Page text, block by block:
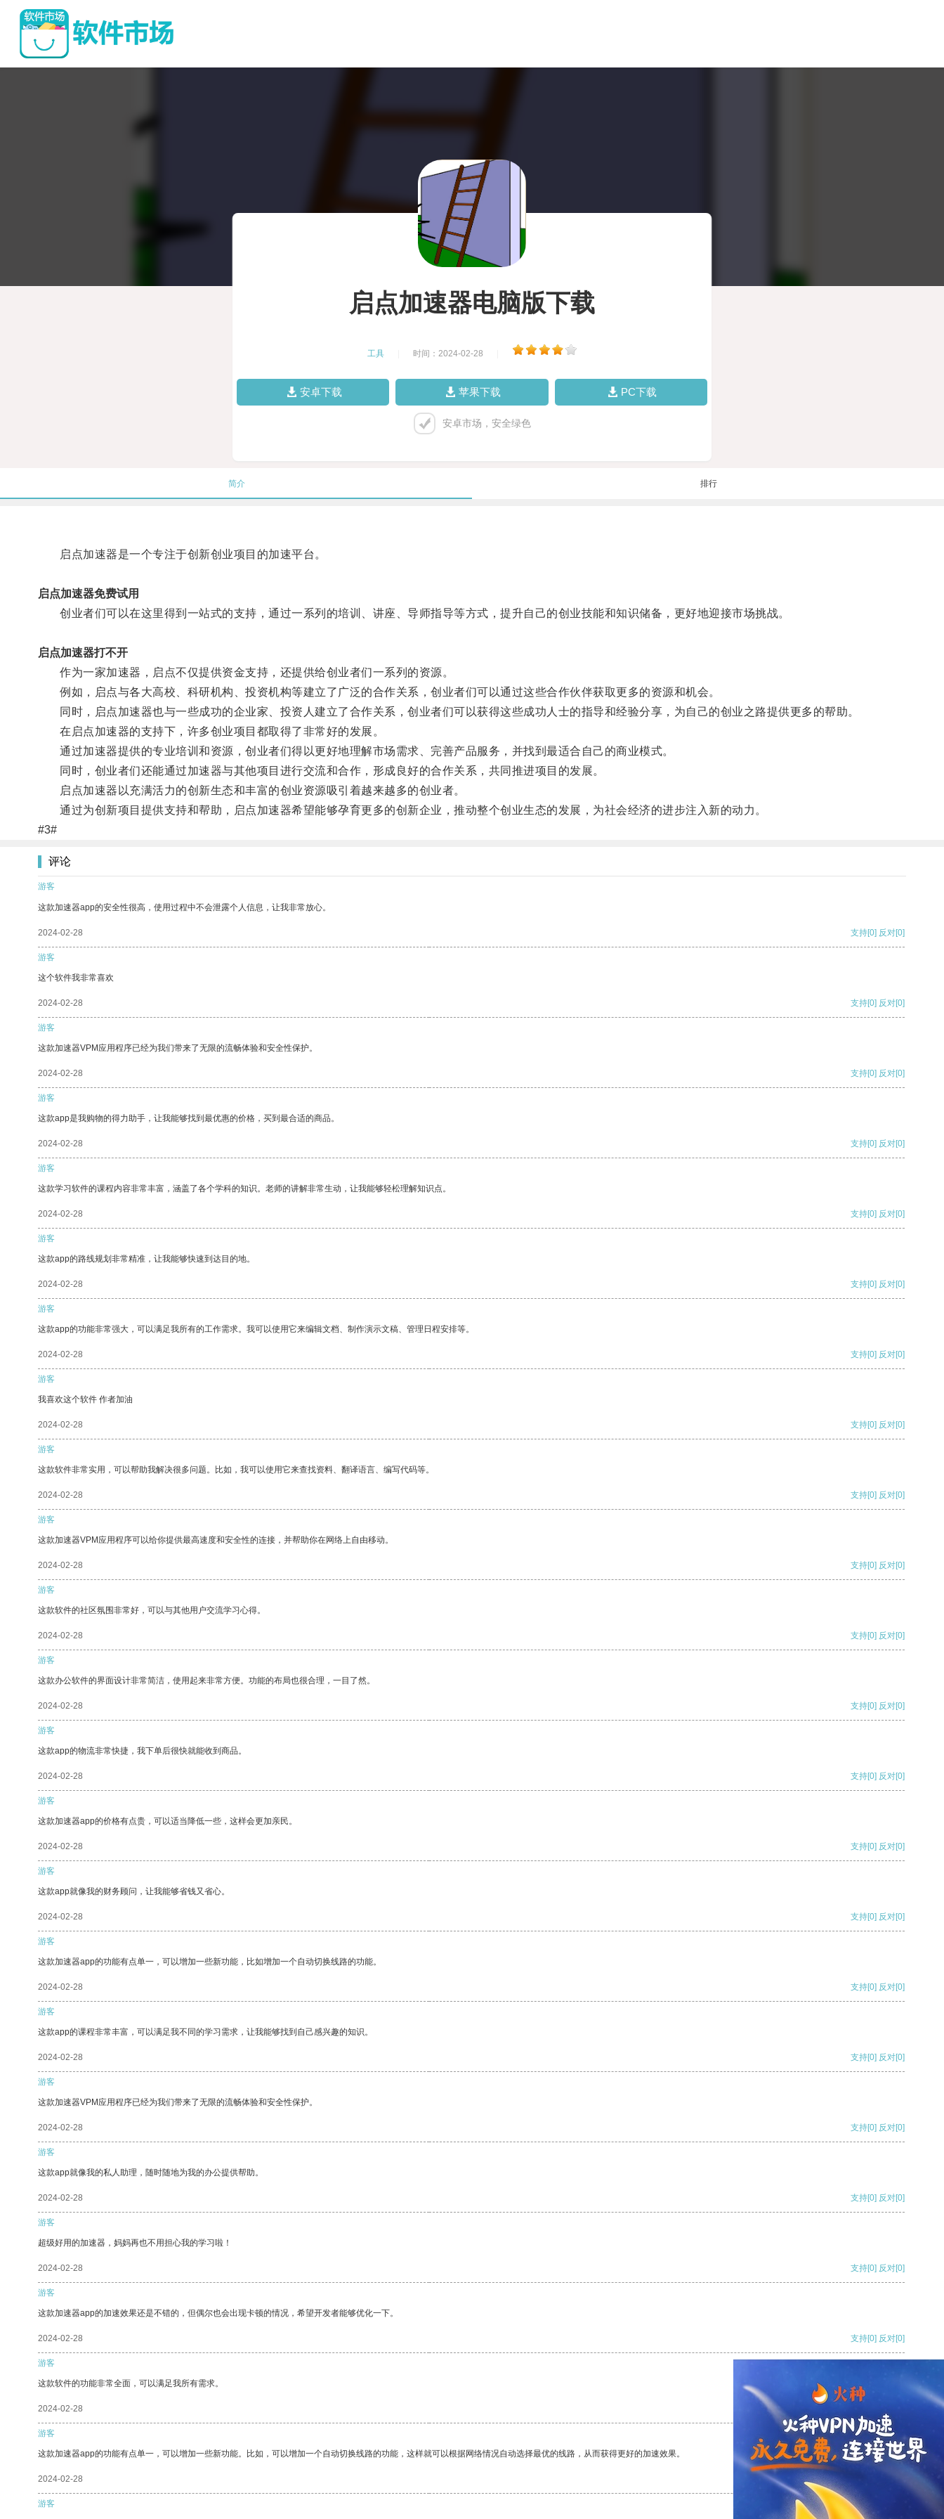
启点加速器电脑版下载
工具 时间：2024-02-28
安卓下载 苹果下载 PC下载
安卓市场，安全绿色
简介 排行
启点加速器是一个专注于创新创业项目的加速平台。
启点加速器免费试用
创业者们可以在这里得到一站式的支持，通过一系列的培训、讲座、导师指导等方式，提升自己的创业技能和知识储备，更好地迎接市场挑战。
启点加速器打不开
作为一家加速器，启点不仅提供资金支持，还提供给创业者们一系列的资源。
例如，启点与各大高校、科研机构、投资机构等建立了广泛的合作关系，创业者们可以通过这些合作伙伴获取更多的资源和机会。
同时，启点加速器也与一些成功的企业家、投资人建立了合作关系，创业者们可以获得这些成功人士的指导和经验分享，为自己的创业之路提供更多的帮助。
在启点加速器的支持下，许多创业项目都取得了非常好的发展。
通过加速器提供的专业培训和资源，创业者们得以更好地理解市场需求、完善产品服务，并找到最适合自己的商业模式。
同时，创业者们还能通过加速器与其他项目进行交流和合作，形成良好的合作关系，共同推进项目的发展。
启点加速器以充满活力的创新生态和丰富的创业资源吸引着越来越多的创业者。
通过为创新项目提供支持和帮助，启点加速器希望能够孕育更多的创新企业，推动整个创业生态的发展，为社会经济的进步注入新的动力。
#3#
评论
游客
这款加速器app的安全性很高，使用过程中不会泄露个人信息，让我非常放心。
2024-02-28 支持[0] 反对[0]
游客
这个软件我非常喜欢
2024-02-28 支持[0] 反对[0]
游客
这款加速器VPM应用程序已经为我们带来了无限的流畅体验和安全性保护。
2024-02-28 支持[0] 反对[0]
游客
这款app是我购物的得力助手，让我能够找到最优惠的价格，买到最合适的商品。
2024-02-28 支持[0] 反对[0]
游客
这款学习软件的课程内容非常丰富，涵盖了各个学科的知识。老师的讲解非常生动，让我能够轻松理解知识点。
2024-02-28 支持[0] 反对[0]
游客
这款app的路线规划非常精准，让我能够快速到达目的地。
2024-02-28 支持[0] 反对[0]
游客
这款app的功能非常强大，可以满足我所有的工作需求。我可以使用它来编辑文档、制作演示文稿、管理日程安排等。
2024-02-28 支持[0] 反对[0]
游客
我喜欢这个软件 作者加油
2024-02-28 支持[0] 反对[0]
游客
这款软件非常实用，可以帮助我解决很多问题。比如，我可以使用它来查找资料、翻译语言、编写代码等。
2024-02-28 支持[0] 反对[0]
游客
这款加速器VPM应用程序可以给你提供最高速度和安全性的连接，并帮助你在网络上自由移动。
2024-02-28 支持[0] 反对[0]
游客
这款软件的社区氛围非常好，可以与其他用户交流学习心得。
2024-02-28 支持[0] 反对[0]
游客
这款办公软件的界面设计非常简洁，使用起来非常方便。功能的布局也很合理，一目了然。
2024-02-28 支持[0] 反对[0]
游客
这款app的物流非常快捷，我下单后很快就能收到商品。
2024-02-28 支持[0] 反对[0]
游客
这款加速器app的价格有点贵，可以适当降低一些，这样会更加亲民。
2024-02-28 支持[0] 反对[0]
游客
这款app就像我的财务顾问，让我能够省钱又省心。
2024-02-28 支持[0] 反对[0]
游客
这款加速器app的功能有点单一，可以增加一些新功能，比如增加一个自动切换线路的功能。
2024-02-28 支持[0] 反对[0]
游客
这款app的课程非常丰富，可以满足我不同的学习需求，让我能够找到自己感兴趣的知识。
2024-02-28 支持[0] 反对[0]
游客
这款加速器VPM应用程序已经为我们带来了无限的流畅体验和安全性保护。
2024-02-28 支持[0] 反对[0]
游客
这款app就像我的私人助理，随时随地为我的办公提供帮助。
2024-02-28 支持[0] 反对[0]
游客
超级好用的加速器，妈妈再也不用担心我的学习啦！
2024-02-28 支持[0] 反对[0]
游客
这款加速器app的加速效果还是不错的，但偶尔也会出现卡顿的情况，希望开发者能够优化一下。
2024-02-28 支持[0] 反对[0]
游客
这款软件的功能非常全面，可以满足我所有需求。
2024-02-28
游客
这款加速器app的功能有点单一，可以增加一些新功能。比如，可以增加一个自动切换线路的功能，这样就可以根据网络情况自动选择最优的线路，从而获得更好的加速效果。
2024-02-28 反对
游客